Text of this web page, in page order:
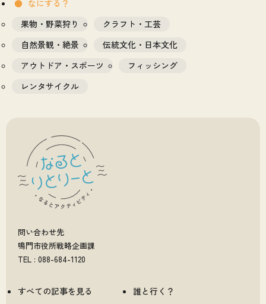
なにする？
果物・野菜狩り
クラフト・工芸
自然景観・絶景
伝統文化・日本文化
アウトドア・スポーツ
フィッシング
レンタサイクル
問い合わせ先
鳴門市役所戦略企画課
TEL : 088-684-1120
すべての記事を見る 誰と行く？